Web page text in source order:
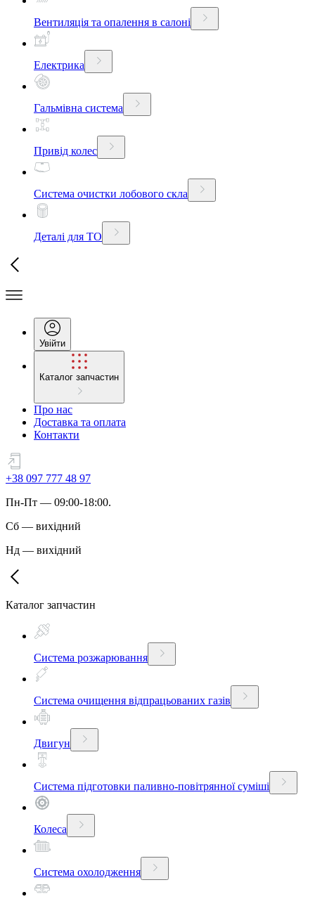
Вентиляція та опалення в салоні
Електрика
Гальмівна система
Привід колес
Система очистки лобового скла
Деталі для ТО
Увійти
Каталог запчастин
Про нас
Доставка та оплата
Контакти
+38 097 777 48 97
Пн-Пт — 09:00-18:00.
Сб — вихідний
Нд — вихідний
Каталог запчастин
Система розжарювання
Система очищення відпрацьованих газів
Двигун
Система підготовки паливно-повітрянної суміші
Колеса
Система охолодження